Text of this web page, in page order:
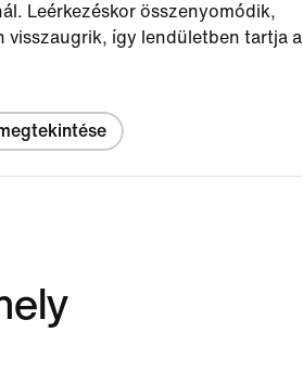
Leérkezéskor összenyomódik,
visszaugrik, így lendületben tartja a